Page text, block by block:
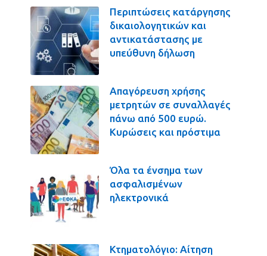
Περιπτώσεις κατάργησης
δικαιολογητικών και
αντικατάστασης με
υπεύθυνη δήλωση
Απαγόρευση χρήσης
μετρητών σε συναλλαγές
πάνω από 500 ευρώ.
Κυρώσεις και πρόστιμα
Όλα τα ένσημα των
ασφαλισμένων
ηλεκτρονικά
Κτηματολόγιο: Αίτηση